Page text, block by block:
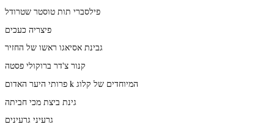
פילסברי תות טוסטר שטרודל
פיצריה כעכים
גבינת אסיאגו ראשו של החזיר
קנור צ'דר ברוקולי פסטה
פרותי היער האדום k המיוחדים של קלוג
גינת ביצת מכי חביתה
גרעיני גרעינים